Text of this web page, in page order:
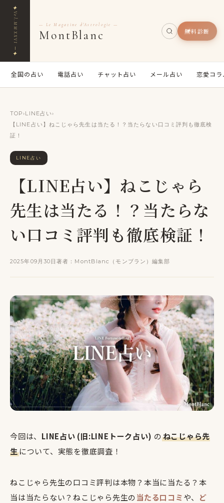
✦
Vol.MMXXVI ─
✦
— Le Magazine d'Astrologie —
MontBlanc 無料診断
全国の占い 電話占い チャット占い メール占い 恋愛コラ
TOP›LINE占い›
【LINE占い】ねこじゃら先生は当たる！？当たらない口コミ評判も徹底検
証！
LINE占い
【LINE占い】ねこじゃら
先生は当たる！？当たらな
い口コミ評判も徹底検証！
2025年09月30日著者：MontBlanc（モンブラン）編集部
今回は、 LINE占い (旧:LINEトーク占い) のねこじゃら先
生について、実態を徹底調査！
ねこじゃら先生の口コミ評判は本物？本当に当たる？本
当は当たらない？ねこじゃら先生の当たる口コミや、 ど